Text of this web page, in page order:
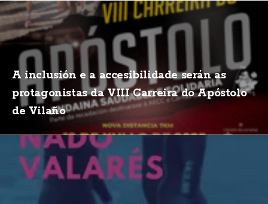
A inclusión e a accesibilidade serán as
protagonistas da VIII Carreira do Apóstolo
de Vilaño